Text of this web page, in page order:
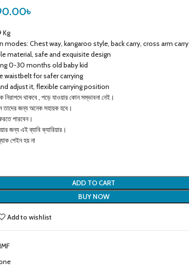
৳
Kg
modes: Chest way, kangaroo style, back carry, cross arm carry
material, safe and exquisite design
0-30 months old baby kid
waistbelt for safer carrying
adjust it, flexible carrying position
নিরাপদে থাকবে , পড়ে যাওয়ার কোন সম্ভাবনা নেই।
তাদের জন্য অনেক সহায়ক হবে।
পারবেন।
জন্য এই ব্যাবি ক্যারিয়ার।
পেইন হয় না
ADD TO CART
BUY NOW
Add to wishlist